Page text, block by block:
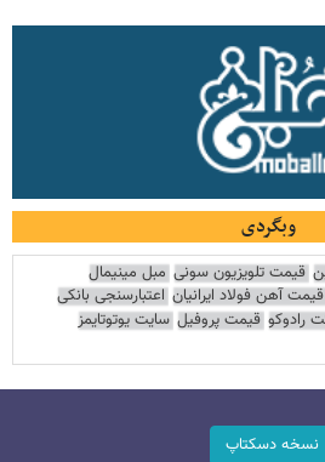
وبگردی
قیمت تلویزیون سونی مبل مینیمال
قیمت آهن فولاد ایرانیان اعتبارسنجی بانکی
رادوکو قیمت پروفیل سایت یوتوتایمز
نسخه دسکتاپ